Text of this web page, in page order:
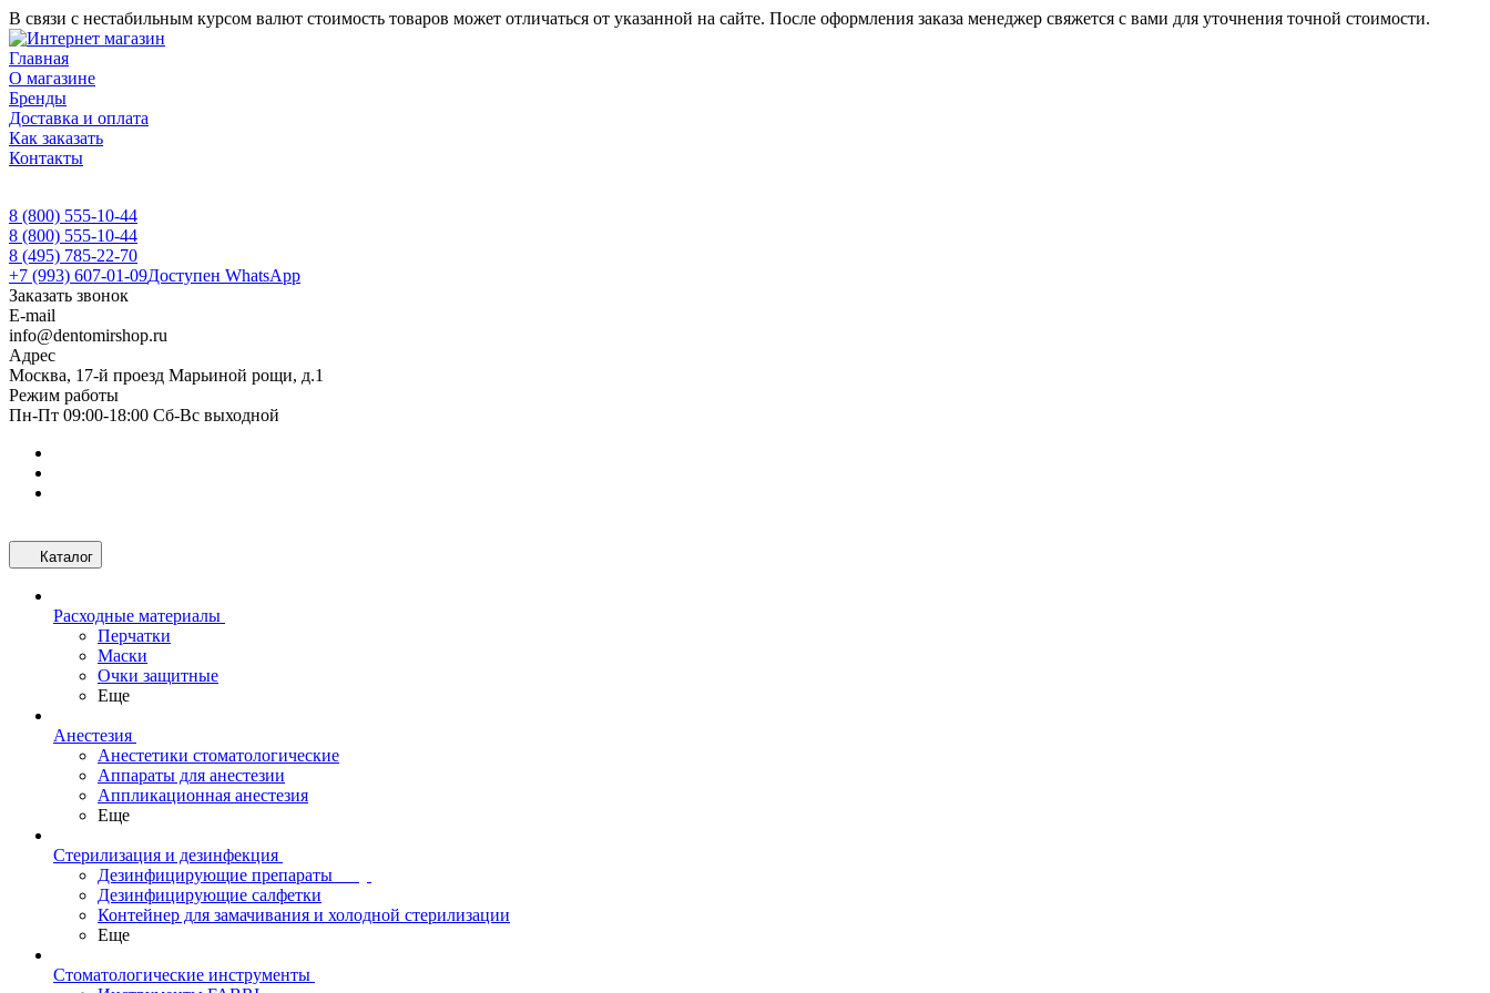
В связи с нестабильным курсом валют стоимость товаров может отличаться от указанной на сайте. После оформления заказа менеджер свяжется с вами для уточнения точной стоимости.
Главная
О магазине
Бренды
Доставка и оплата
Как заказать
Контакты
8 (800) 555-10-44
8 (800) 555-10-44
8 (495) 785-22-70
+7 (993) 607-01-09Доступен WhatsApp
Заказать звонок
E-mail
info@dentomirshop.ru
Адрес
Москва, 17-й проезд Марьиной рощи, д.1
Режим работы
Пн-Пт 09:00-18:00 Сб-Вс выходной
Каталог
Расходные материалы
Перчатки
Маски
Очки защитные
Еще
Анестезия
Анестетики стоматологические
Аппараты для анестезии
Аппликационная анестезия
Еще
Стерилизация и дезинфекция
Дезинфицирующие препараты
Дезинфицирующие салфетки
Контейнер для замачивания и холодной стерилизации
Еще
Стоматологические инструменты